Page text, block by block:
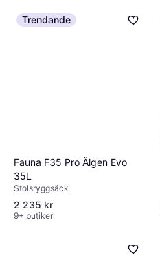
Trendande
Fauna F35 Pro Älgen Evo
35L
Stolsryggsäck
2 235 kr
9+ butiker